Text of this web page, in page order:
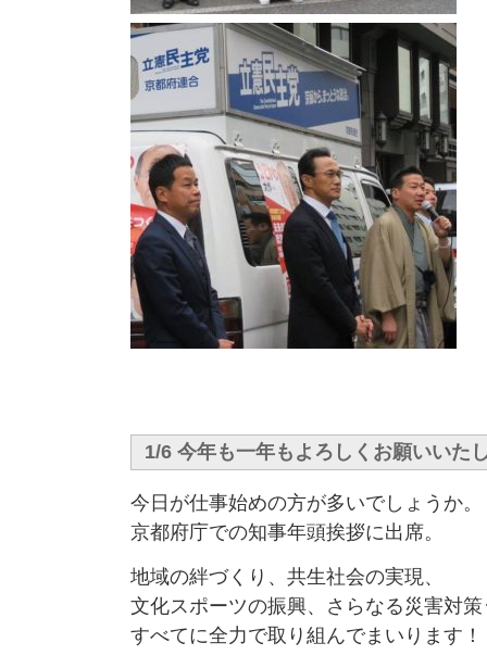
1/6 今年も一年もよろしくお願いいた
今日が仕事始めの方が多いでしょうか。
京都府庁での知事年頭挨拶に出席。
地域の絆づくり、共生社会の実現、
文化スポーツの振興、さらなる災害対策
すべてに全力で取り組んでまいります！